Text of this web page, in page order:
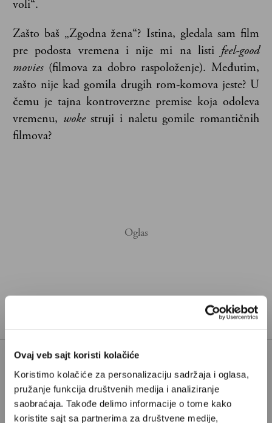
Ovaj veb sajt koristi kolačiće
Koristimo kolačiće za personalizaciju sadržaja i oglasa,
pružanje funkcija društvenih medija i analiziranje
saobraćaja. Takođe delimo informacije o tome kako
koristite sajt sa partnerima za društvene medije,
voli“.
Zašto baš „Zgodna žena“? Istina, gledala sam film
pre podosta vremena i nije mi na listi feel-good
movies(filmova za dobro raspoloženje). Međutim,
zašto nije kad gomila drugih rom-komova jeste? U
čemu je tajna kontroverzne premise koja odoleva
vremenu, wokestruji i naletu gomile romantičnih
filmova?
Poštovani, da biste nastavili sa čitanjem naših
premium sadržaja, neophodno je da
odaberete jedan od planova pretplate.